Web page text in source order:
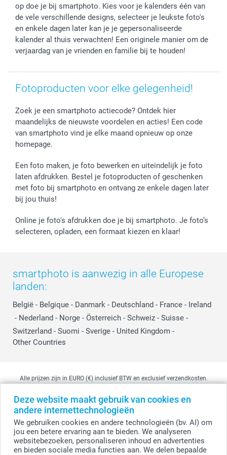
Deze website maakt gebruik van cookies en
andere internettechnologieën
We gebruiken cookies en andere technologieën (bv. AI) om
jou een betere ervaring aan te bieden. We analyseren
websitebezoeken, personaliseren inhoud en advertenties
en bieden sociale media functies aan. We delen bepaalde
Verjaardag
Geboorte
Privacybeleid
Cookiebeleid
Prijslijst
Jobs & Stages
Levering
Mijn orderstatus
smartfriends
op doe je bij smartphoto. Kies voor je kalenders één van
de vele verschillende designs, selecteer je leukste foto's
en enkele dagen later kan je je gepersonaliseerde
kalender al thuis verwachten! Een originele manier om de
verjaardag van je vrienden en familie bij te houden!
Fotoproducten voor elke gelegenheid!
Zoek je een smartphoto actiecode? Ontdek hier
maandelijks de nieuwste voordelen en acties! Een code
van smartphoto vind je elke maand opnieuw op onze
homepage.
Een foto maken, je foto bewerken en uiteindelijk je foto
laten afdrukken. Bestel je fotoproducten of geschenken
met foto bij smartphoto en ontvang ze enkele dagen later
bij jou thuis!
Online je foto's afdrukken doe je bij smartphoto. Je foto’s
selecteren, opladen, een formaat kiezen en klaar!
smartphoto is aanwezig in alle Europese
landen:
België - Belgique - Danmark - Deutschland - France - Ireland
- Nederland - Norge - Österreich - Schweiz - Suisse -
Switzerland - Suomi - Sverige - United Kingdom -
Other Countries
© smartphoto group. Alle rechten voorbehouden
smartphoto group NV.
Kwatrechtsteenweg 160, 9230 Wetteren, België
BTW-nummer BE 0405.706.755
Ondernemingsnummer 0405.706.755.
Bankgegevens: IBAN BE71 2850 2711 5569 - BIC: GEBABEBB
Alle prijzen zijn in EURO (€) inclusief BTW en exclusief verzendkosten.